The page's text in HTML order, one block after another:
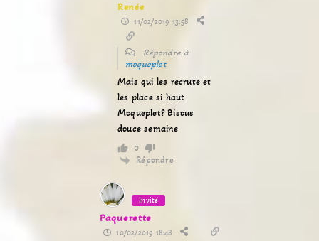
Renée
11/02/2019 13:58
Répondre à
moqueplet
Mais qui les recrute et
les place si haut
Moqueplet? Bisous
douce semaine
0
Répondre
Invité
Paquerette
10/02/2019 18:48